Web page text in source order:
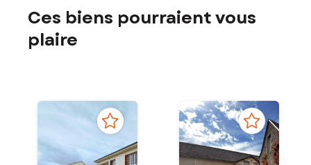
Ces biens pourraient vous
plaire